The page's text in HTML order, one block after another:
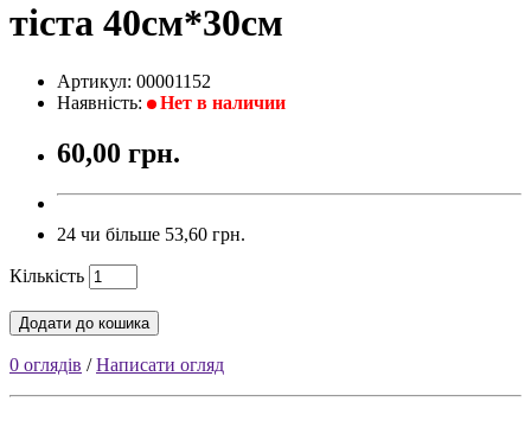
тіста 40см*30см
Артикул: 00001152
Наявність:
Нет в наличии
60,00 грн.
24 чи більше 53,60 грн.
Кількість
Додати до кошика
0 оглядів /Написати огляд